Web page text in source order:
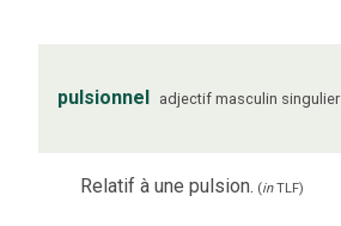
pulsionnel adjectif masculin singulier
Relatif à une pulsion. (inTLF)